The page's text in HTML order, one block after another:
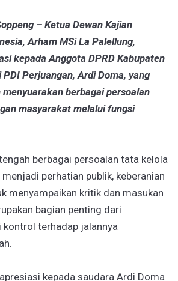
– Ketua Dewan Kajian
Arham MSi La Palellung,
kepada Anggota DPRD Kabupaten
Perjuangan, Ardi Doma, yang
berbagai persoalan
masyarakat melalui fungsi
berbagai persoalan tata kelola
perhatian publik, keberanian
menyampaikan kritik dan masukan
bagian penting dari
kontrol terhadap jalannya
kepada saudara Ardi Doma